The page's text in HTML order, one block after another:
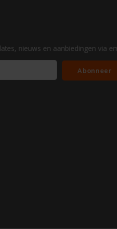
nieuws en aanbiedingen via
Abonneer